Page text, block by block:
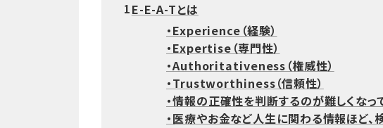
1E-E-A-Tとは
・Experience（経験）
・Expertise（専門性）
・Authoritativeness（権威性）
・Trustworthiness（信頼性）
・情報の正確性を判断するのが難しくなっ
・医療やお金など人生に関わる情報ほど